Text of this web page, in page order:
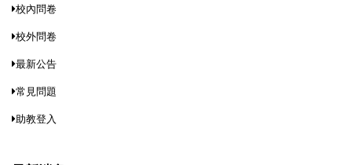
校內問卷
校外問卷
最新公告
常見問題
助教登入